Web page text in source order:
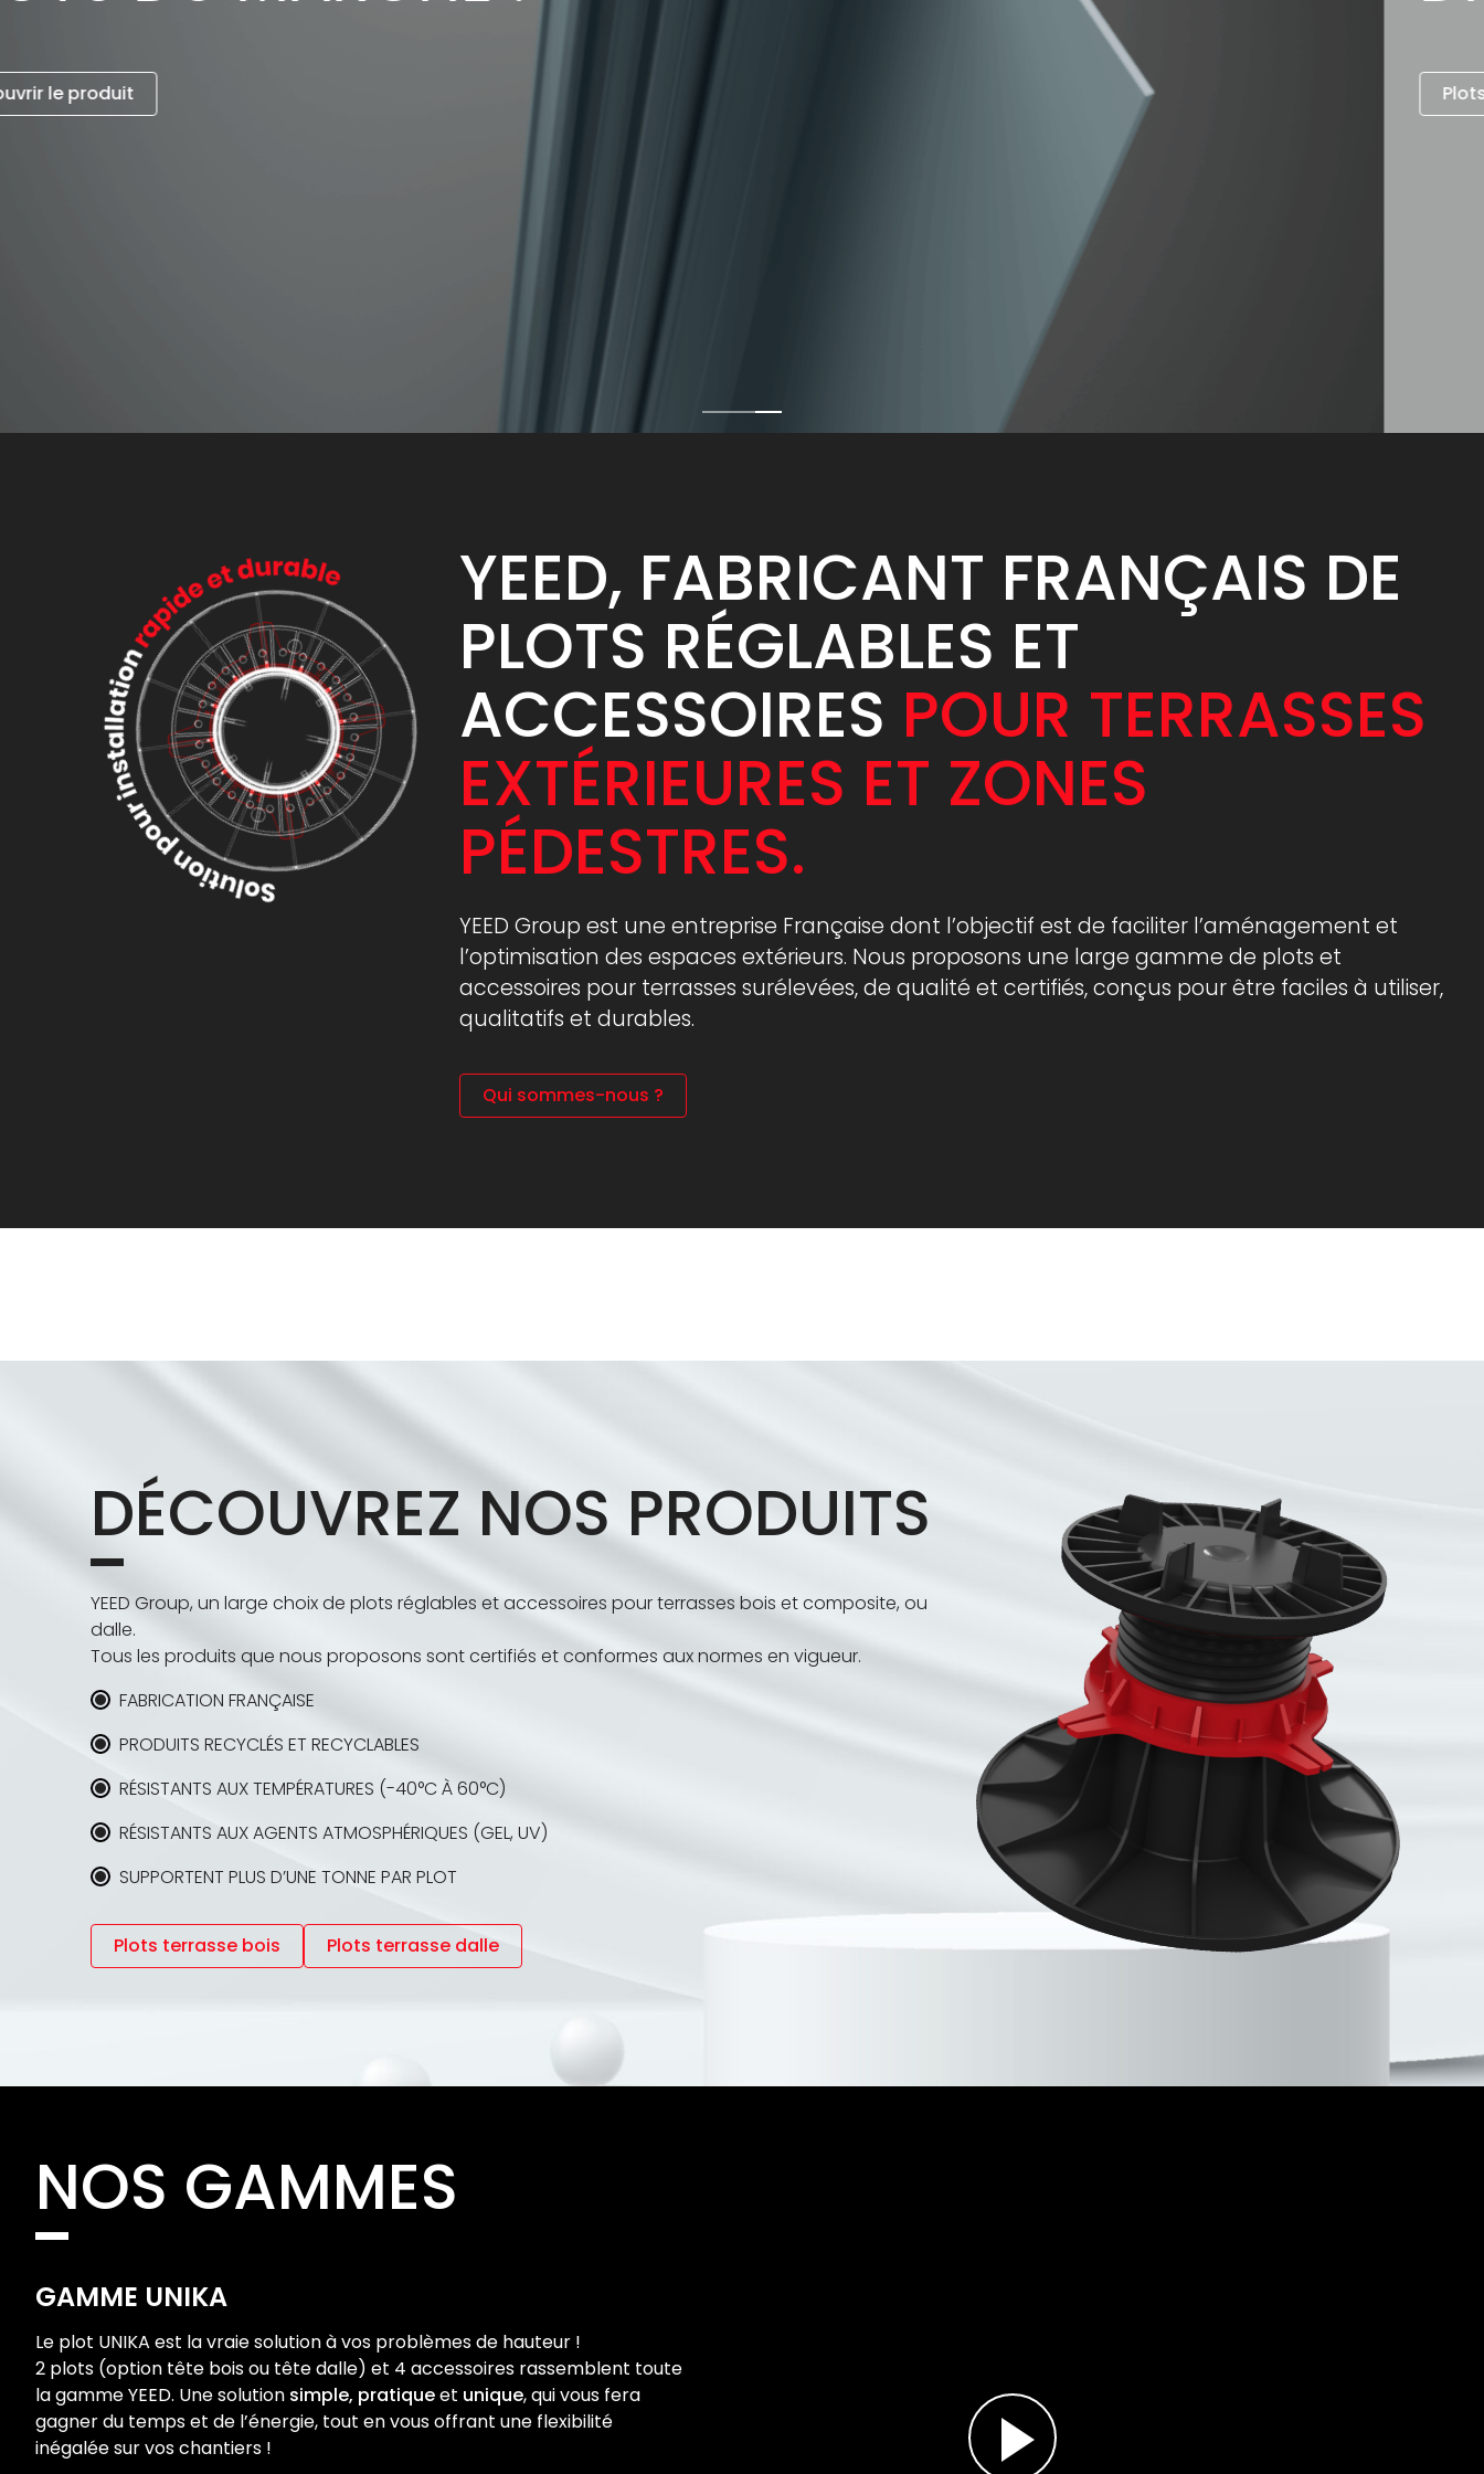
Plots terrasse bois
CONTACTEZ-NOUS
Plots terrasse bois
YEED, FABRICANT FRANÇAIS DE
PLOTS RÉGLABLES ET
ACCESSOIRES POUR TERRASSES
EXTÉRIEURES ET ZONES
PÉDESTRES.
YEED Group est une entreprise Française dont l’objectif est de faciliter l’aménagement et
l’optimisation des espaces extérieurs. Nous proposons une large gamme de plots et
accessoires pour terrasses surélevées, de qualité et certifiés, conçus pour être faciles à utiliser,
qualitatifs et durables.
Qui sommes-nous ?
DÉCOUVREZ NOS PRODUITS
YEED Group, un large choix de plots réglables et accessoires pour terrasses bois et composite, ou
dalle.
Tous les produits que nous proposons sont certifiés et conformes aux normes en vigueur.
FABRICATION FRANÇAISE
PRODUITS RECYCLÉS ET RECYCLABLES
RÉSISTANTS AUX TEMPÉRATURES (-40°C À 60°C)
RÉSISTANTS AUX AGENTS ATMOSPHÉRIQUES (GEL, UV)
SUPPORTENT PLUS D’UNE TONNE PAR PLOT
Plots terrasse bois Plots terrasse dalle
NOS GAMMES
GAMME UNIKA
Le plot UNIKA est la vraie solution à vos problèmes de hauteur !
2 plots (option tête bois ou tête dalle) et 4 accessoires rassemblent toute
la gammeYEED. Une solution simple, pratiqueet unique, qui vous fera
gagner du temps et de l’énergie, tout en vous offrant une flexibilité
inégalée sur vos chantiers !